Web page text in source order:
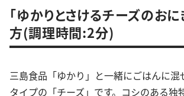
「ゆかりとさけるチーズのおに
方(調理時間:2分)
三島食品「ゆかり」と一緒にごはんに混
タイプの「チーズ」です。コシのある独